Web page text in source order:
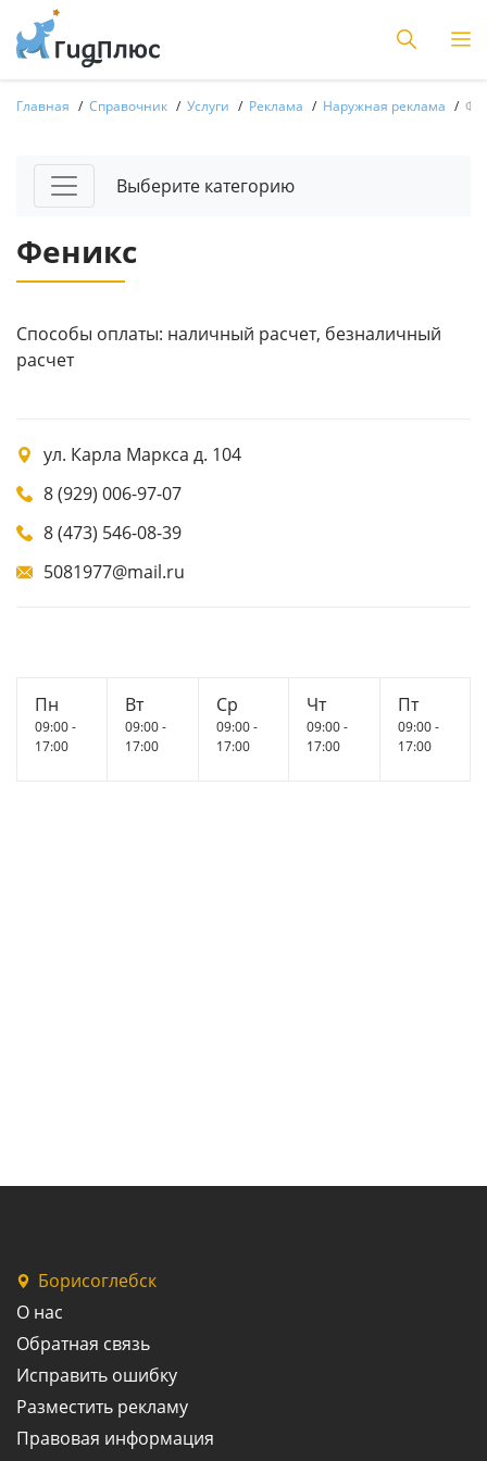
Главная Справочник Услуги Реклама Наружная реклама
Выберите категорию
Феникс
Способы оплаты: наличный расчет, безналичный
расчет
ул. Карла Маркса д. 104
8 (929) 006-97-07
8 (473) 546-08-39
5081977@mail.ru
Пн
09:00 -
17:00
Вт
09:00 -
17:00
Ср
09:00 -
17:00
Чт
09:00 -
17:00
Пт
09:00 -
17:00
Борисоглебск
О нас
Обратная связь
Исправить ошибку
Разместить рекламу
Правовая информация